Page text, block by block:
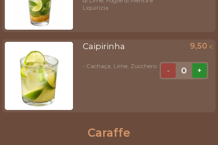
Liquirizia
Caipirinha 9,50 €
• Cachaça, Lime, Zucchero
- 0 +
Caraffe